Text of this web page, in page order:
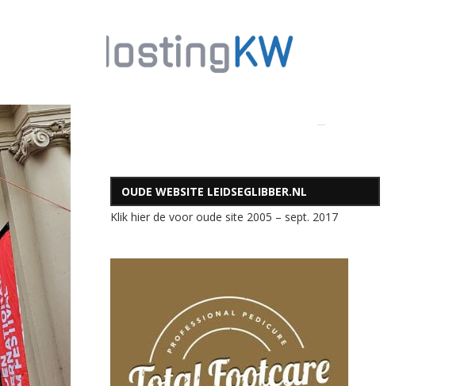
OUDE WEBSITE LEIDSEGLIBBER.NL
Klik hier de voor oude site 2005 – sept. 2017